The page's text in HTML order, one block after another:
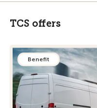
TCS offers
Benefit